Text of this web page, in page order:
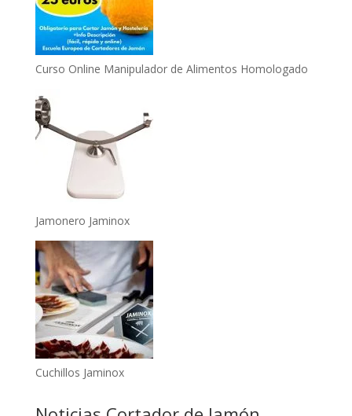
Curso Online Manipulador de Alimentos Homologado
Jamonero Jaminox
Cuchillos Jaminox